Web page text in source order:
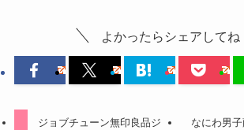
よかったらシェアしてね
ジョブチューン無印良品ジ
なにわ男